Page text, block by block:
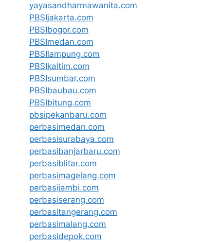
yayasandharmawanita.com
PBSIjakarta.com
PBSIbogor.com
PBSImedan.com
PBSIlampung.com
PBSIkaltim.com
PBSIsumbar.com
PBSIbaubau.com
PBSIbitung.com
pbsipekanbaru.com
perbasimedan.com
perbasisurabaya.com
perbasibanjarbaru.com
perbasiblitar.com
perbasimagelang.com
perbasijambi.com
perbasiserang.com
perbasitangerang.com
perbasimalang.com
perbasidepok.com